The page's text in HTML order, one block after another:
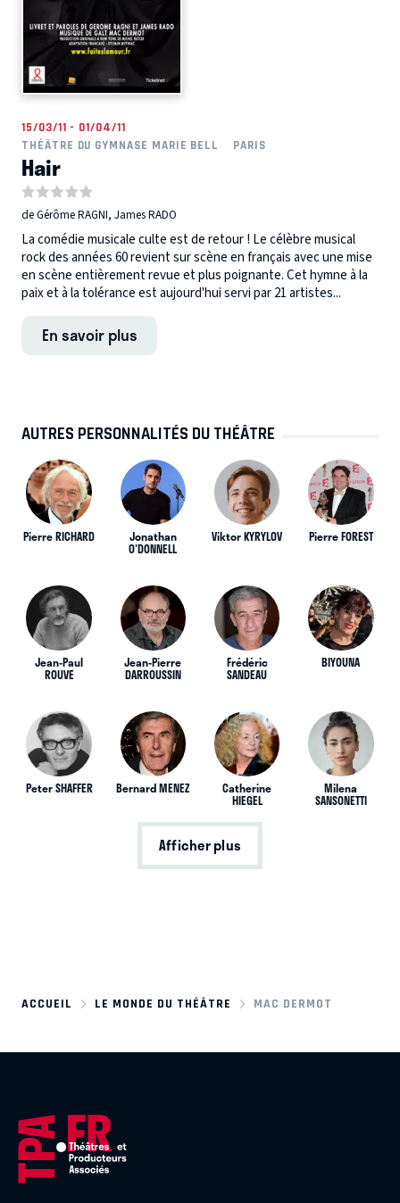
15/03/11 - 01/04/11
THÉÂTRE DU GYMNASE MARIE BELL
PARIS
Hair
de Gérôme RAGNI, James RADO
La comédie musicale culte est de retour ! Le célèbre musical
rock des années 60 revient sur scène en français avec une mise
en scène entièrement revue et plus poignante. Cet hymne à la
paix et à la tolérance est aujourd'hui servi par 21 artistes...
En savoir plus
AUTRES PERSONNALITÉS DU THÉÂTRE
Pierre RICHARD Jonathan
O'DONNELL
Viktor KYRYLOV Pierre FOREST
Jean-Paul
ROUVE
Jean-Pierre
DARROUSSIN
Frédéric
SANDEAU
BIYOUNA
Peter SHAFFER Bernard MENEZ Catherine
HIEGEL
Milena
SANSONETTI
Afficher plus
ACCUEIL LE MONDE DU THÉÂTRE MAC DERMOT